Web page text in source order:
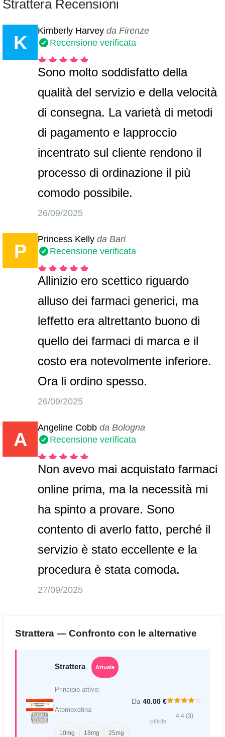
Strattera Recensioni
K
Kimberly Harvey da Firenze
Recensione verificata
Sono molto soddisfatto della
qualità del servizio e della velocità
di consegna. La varietà di metodi
di pagamento e lapproccio
incentrato sul cliente rendono il
processo di ordinazione il più
comodo possibile.
26/09/2025
P
Princess Kelly da Bari
Recensione verificata
Allinizio ero scettico riguardo
alluso dei farmaci generici, ma
leffetto era altrettanto buono di
quello dei farmaci di marca e il
costo era notevolmente inferiore.
Ora li ordino spesso.
26/09/2025
A
Angeline Cobb da Bologna
Recensione verificata
Non avevo mai acquistato farmaci
online prima, ma la necessità mi
ha spinto a provare. Sono
contento di averlo fatto, perché il
servizio è stato eccellente e la
procedura è stata comoda.
27/09/2025
Strattera — Confronto con le alternative
Strattera Attuale
Principio attivo:
Atomoxetina
10mg 18mg 25mg
Da 40.00 €
pillole
4.4 (3)